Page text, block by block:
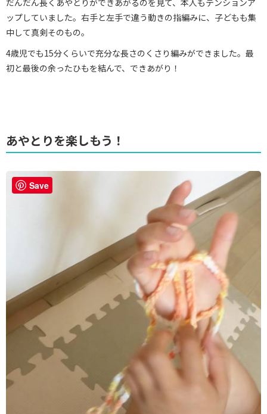
だんだん長くあやとりができあがるのを見て、本人もテンションア
ップしていました。右手と左手で違う動きの指編みに、子どもも集
中して真剣そのもの。
4歳児でも15分くらいで充分な長さのくさり編みができました。最
初と最後の余ったひもを結んで、できあがり！
あやとりを楽しもう！
Save